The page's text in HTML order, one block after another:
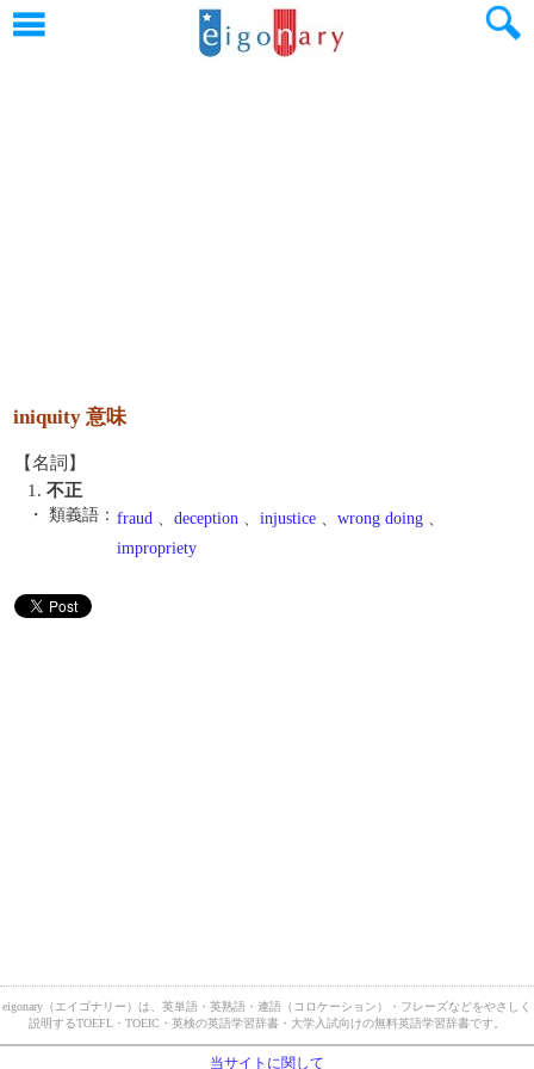
iniquity 意味
【名詞】
1. 不正
・ 類義語： fraud 、 deception 、 injustice 、 wrong doing 、
impropriety
eigonary（エイゴナリー）は、英単語・英熟語・連語（コロケーション）・フレーズなどをやさしく
説明するTOEFL・TOEIC・英検の英語学習辞書・大学入試向けの無料英語学習辞書です。
当サイトに関して